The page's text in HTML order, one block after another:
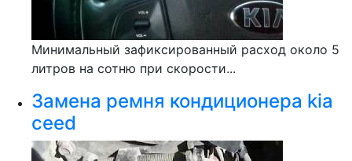
Минимальный зафиксированный расход около 5
литров на сотню при скорости...
Замена ремня кондиционера kia
ceed